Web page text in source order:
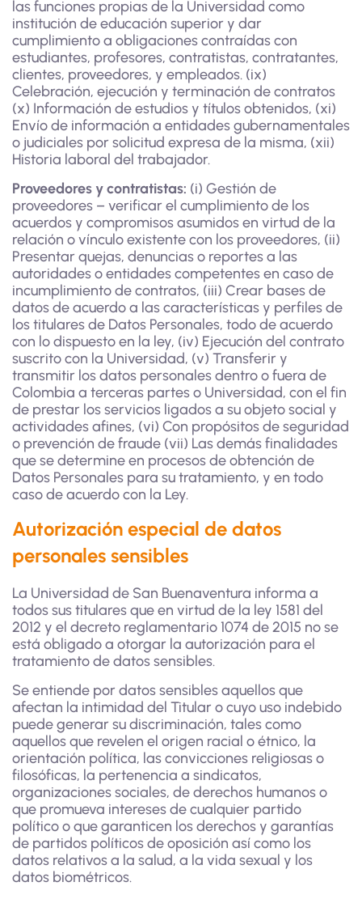
las funciones propias de la Universidad como
institución de educación superior y dar
cumplimiento a obligaciones contraídas con
estudiantes, profesores, contratistas, contratantes,
clientes, proveedores, y empleados. (ix)
Celebración, ejecución y terminación de contratos
(x) Información de estudios y títulos obtenidos, (xi)
Envío de información a entidades gubernamentales
o judiciales por solicitud expresa de la misma, (xii)
Historia laboral del trabajador.
Proveedores y contratistas: (i) Gestión de
proveedores – verificar el cumplimiento de los
acuerdos y compromisos asumidos en virtud de la
relación o vínculo existente con los proveedores, (ii)
Presentar quejas, denuncias o reportes a las
autoridades o entidades competentes en caso de
incumplimiento de contratos, (iii) Crear bases de
datos de acuerdo a las características y perfiles de
los titulares de Datos Personales, todo de acuerdo
con lo dispuesto en la ley, (iv) Ejecución del contrato
suscrito con la Universidad, (v) Transferir y
transmitir los datos personales dentro o fuera de
Colombia a terceras partes o Universidad, con el fin
de prestar los servicios ligados a su objeto social y
actividades afines, (vi) Con propósitos de seguridad
o prevención de fraude (vii) Las demás finalidades
que se determine en procesos de obtención de
Datos Personales para su tratamiento, y en todo
caso de acuerdo con la Ley.
Autorización especial de datos
personales sensibles
La Universidad de San Buenaventura informa a
todos sus titulares que en virtud de la ley 1581 del
2012 y el decreto reglamentario 1074 de 2015 no se
está obligado a otorgar la autorización para el
tratamiento de datos sensibles.
Se entiende por datos sensibles aquellos que
afectan la intimidad del Titular o cuyo uso indebido
puede generar su discriminación, tales como
aquellos que revelen el origen racial o étnico, la
orientación política, las convicciones religiosas o
filosóficas, la pertenencia a sindicatos,
organizaciones sociales, de derechos humanos o
que promueva intereses de cualquier partido
político o que garanticen los derechos y garantías
de partidos políticos de oposición así como los
datos relativos a la salud, a la vida sexual y los
datos biométricos.